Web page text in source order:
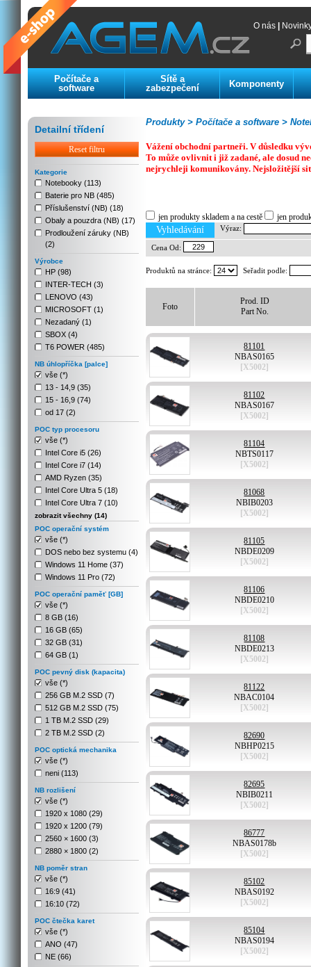
O nás
Počítače a
software
Sítě a
zabezpečení
Komponenty
Detailní třídení
Reset filtru
Kategorie
Notebooky (113)
Baterie pro NB (485)
Příslušenství (NB) (18)
Obaly a pouzdra (NB) (17)
Prodloužení záruky (NB)
(2)
Výrobce
HP (98)
INTER-TECH (3)
LENOVO (43)
MICROSOFT (1)
Nezadaný (1)
SBOX (4)
T6 POWER (485)
NB úhlopříčka [palce]
vše (*)
13 - 14,9 (35)
15 - 16,9 (74)
od 17 (2)
POC typ procesoru
vše (*)
Intel Core i5 (26)
Intel Core i7 (14)
AMD Ryzen (35)
Intel Core Ultra 5 (18)
Intel Core Ultra 7 (10)
zobrazit všechny (14)
POC operační systém
vše (*)
DOS nebo bez systemu (4)
Windows 11 Home (37)
Windows 11 Pro (72)
POC operační paměť [GB]
vše (*)
8 GB (16)
16 GB (65)
32 GB (31)
64 GB (1)
POC pevný disk (kapacita)
vše (*)
256 GB M.2 SSD (7)
512 GB M.2 SSD (75)
1 TB M.2 SSD (29)
2 TB M.2 SSD (2)
POC optická mechanika
vše (*)
neni (113)
NB rozlišení
vše (*)
1920 x 1080 (29)
1920 x 1200 (79)
2560 × 1600 (3)
2880 × 1800 (2)
NB poměr stran
vše (*)
16:9 (41)
16:10 (72)
POC čtečka karet
vše (*)
ANO (47)
NE (66)
Počítače a software >
Produkty >
Vážení obchodní partneři. V důsledku
To může ovlivnit i již zadané, ale dosud
nejrychleji komunikovány. Nejsložitější
jen produkty skladem a na cestě jen
Vyhledávání Výraz:
Cena Od:
Produktů na stránce: Seřadit podle:
Foto
Prod. ID
Part No.
81101
NBAS0165
[X5002]
81102
NBAS0167
[X5002]
81104
NBTS0117
[X5002]
81068
NBIB0203
[X5002]
81105
NBDE0209
[X5002]
81106
NBDE0210
[X5002]
81108
NBDE0213
[X5002]
81122
NBAC0104
[X5002]
82690
NBHP0215
[X5002]
82695
NBIB0211
[X5002]
86777
NBAS0178b
[X5002]
85102
NBAS0192
[X5002]
85104
NBAS0194
[X5002]